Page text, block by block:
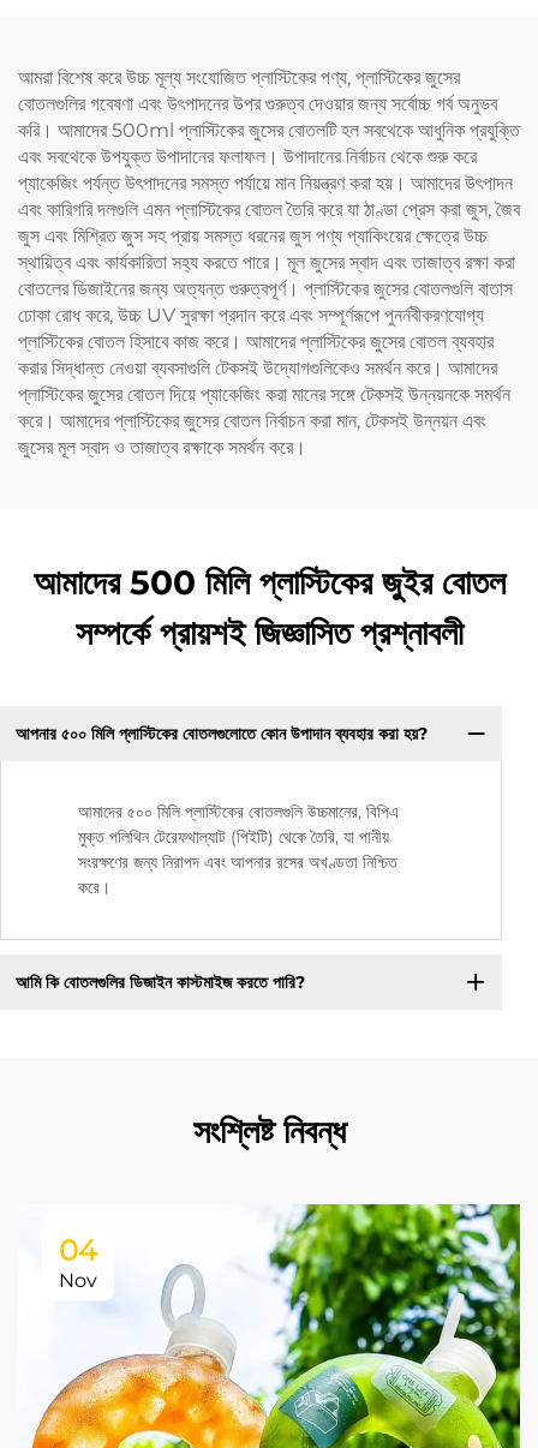
আমরা বিশেষ করে উচ্চ মূল্য সংযোজিত প্লাস্টিকের পণ্য, প্লাস্টিকের জুসের
বোতলগুলির গবেষণা এবং উৎপাদনের উপর গুরুত্ব দেওয়ার জন্য সর্বোচ্চ গর্ব অনুভব
করি। আমাদের 500ml প্লাস্টিকের জুসের বোতলটি হল সবথেকে আধুনিক প্রযুক্তি
এবং সবথেকে উপযুক্ত উপাদানের ফলাফল। উপাদানের নির্বাচন থেকে শুরু করে
প্যাকেজিং পর্যন্ত উৎপাদনের সমস্ত পর্যায়ে মান নিয়ন্ত্রণ করা হয়। আমাদের উৎপাদন
এবং কারিগরি দলগুলি এমন প্লাস্টিকের বোতল তৈরি করে যা ঠাণ্ডা প্রেস করা জুস, জৈব
জুস এবং মিশ্রিত জুস সহ প্রায় সমস্ত ধরনের জুস পণ্য প্যাকিংয়ের ক্ষেত্রে উচ্চ
স্থায়িত্ব এবং কার্যকারিতা সহ্য করতে পারে। মূল জুসের স্বাদ এবং তাজাত্ব রক্ষা করা
বোতলের ডিজাইনের জন্য অত্যন্ত গুরুত্বপূর্ণ। প্লাস্টিকের জুসের বোতলগুলি বাতাস
ঢোকা রোধ করে, উচ্চ UV সুরক্ষা প্রদান করে এবং সম্পূর্ণরূপে পুনর্নবীকরণযোগ্য
প্লাস্টিকের বোতল হিসাবে কাজ করে। আমাদের প্লাস্টিকের জুসের বোতল ব্যবহার
করার সিদ্ধান্ত নেওয়া ব্যবসাগুলি টেকসই উদ্যোগগুলিকেও সমর্থন করে। আমাদের
প্লাস্টিকের জুসের বোতল দিয়ে প্যাকেজিং করা মানের সঙ্গে টেকসই উন্নয়নকে সমর্থন
করে। আমাদের প্লাস্টিকের জুসের বোতল নির্বাচন করা মান, টেকসই উন্নয়ন এবং
জুসের মূল স্বাদ ও তাজাত্ব রক্ষাকে সমর্থন করে।
আমাদের 500 মিলি প্লাস্টিকের জুইর বোতল
সম্পর্কে প্রায়শই জিজ্ঞাসিত প্রশ্নাবলী
আপনার ৫০০ মিলি প্লাস্টিকের বোতলগুলোতে কোন উপাদান ব্যবহার করা হয়?
আমাদের ৫০০ মিলি প্লাস্টিকের বোতলগুলি উচ্চমানের, বিপিএ
মুক্ত পলিথিন টেরেফথাল্যাট (পিইটি) থেকে তৈরি, যা পানীয়
সংরক্ষণের জন্য নিরাপদ এবং আপনার রসের অখণ্ডতা নিশ্চিত
করে।
আমি কি বোতলগুলির ডিজাইন কাস্টমাইজ করতে পারি?
সংশ্লিষ্ট নিবন্ধ
04
Nov